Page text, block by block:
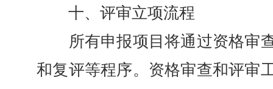
十、评审立项流程
所有申报项目将通过资格审
和复评等程序。资格审查和评审